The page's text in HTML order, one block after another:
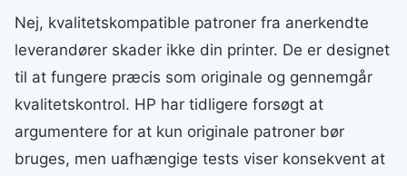
Nej, kvalitetskompatible patroner fra anerkendte
leverandører skader ikke din printer. De er designet
til at fungere præcis som originale og gennemgår
kvalitetskontrol. HP har tidligere forsøgt at
argumentere for at kun originale patroner bør
bruges, men uafhængige tests viser konsekvent at